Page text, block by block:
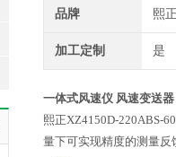
品牌 熙正
加工定制 是
一体式风速仪 风速变送器
熙正XZ4150D-220ABS-
量下可实现精度的测量